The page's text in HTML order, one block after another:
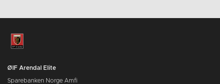
ØIF Arendal Elite
Sparebanken Norge Amfi